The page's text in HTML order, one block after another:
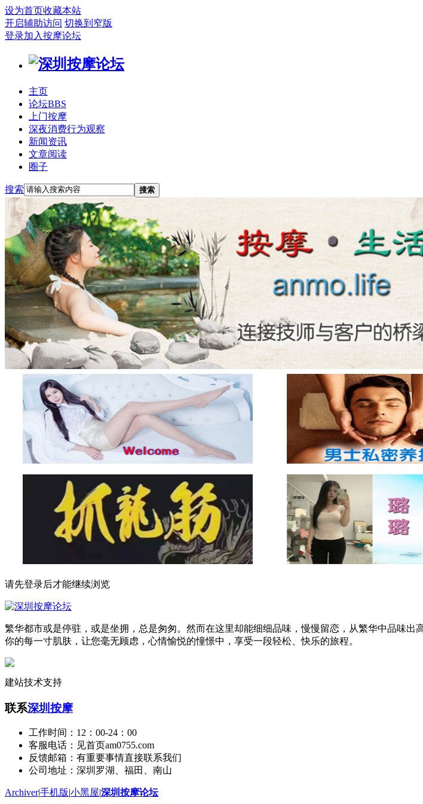
设为首页收藏本站
开启辅助访问 切换到窄版
登录加入按摩论坛
主页
论坛BBS
上门按摩
深夜消费行为观察
新闻资讯
文章阅读
圈子
搜索 搜索
请先登录后才能继续浏览
繁华都市或是停驻，或是坐拥，总是匆匆。然而在这里却能细细品味，慢慢留恋，从繁华中品味
你的每一寸肌肤，让您毫无顾虑，心情愉悦的憧憬中，享受一段轻松、快乐的旅程。
建站技术支持
联系深圳按摩
工作时间：12：00-24：00
客服电话：见首页am0755.com
反馈邮箱：有重要事情直接联系我们
公司地址：深圳罗湖、福田、南山
Archiver|手机版|小黑屋|深圳按摩论坛